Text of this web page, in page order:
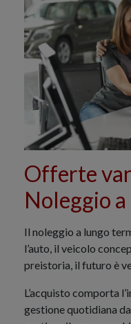
Offerte
Noleggio
Il noleggio a lungo
l’auto, il veicolo
preistoria, il futuro è
L’acquisto comporta
gestione quotidiana